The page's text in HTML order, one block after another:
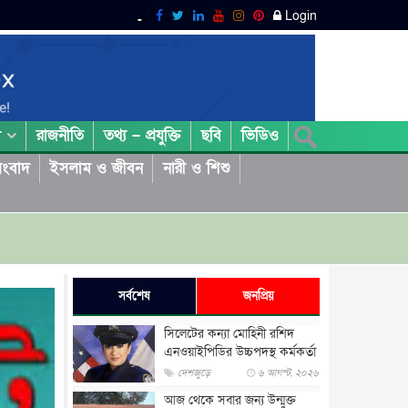
Login
রাজনীতি তথ্য – প্রযুক্তি ছবি
ভিডিও
ইসলাম ও জীবন
নারী ও শিশু
সর্বশেষ জনপ্রিয়
সিলেটের কন্যা মোহিনী রশিদ
এনওয়াইপিডির উচ্চপদস্থ কর্মকর্তা
দেশজুড়ে ৬ আগস্ট, ২০২৬
আজ থেকে সবার জন্য উন্মুক্ত